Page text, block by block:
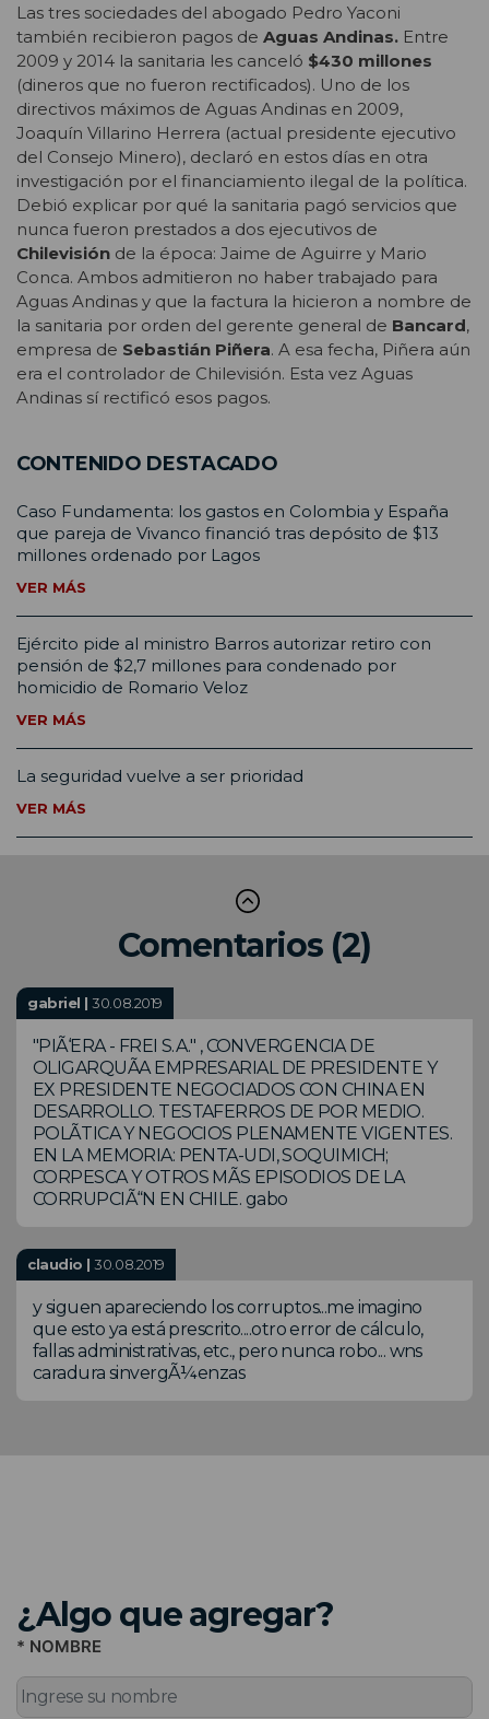
Las tres sociedades del abogado Pedro Yaconi
también recibieron pagos de Aguas Andinas. Entre
2009 y 2014 la sanitaria les canceló $430 millones
(dineros que no fueron rectificados). Uno de los
directivos máximos de Aguas Andinas en 2009,
Joaquín Villarino Herrera (actual presidente ejecutivo
del Consejo Minero), declaró en estos días en otra
investigación por el financiamiento ilegal de la política.
Debió explicar por qué la sanitaria pagó servicios que
nunca fueron prestados a dos ejecutivos de
Chilevisión de la época: Jaime de Aguirre y Mario
Conca. Ambos admitieron no haber trabajado para
Aguas Andinas y que la factura la hicieron a nombre de
la sanitaria por orden del gerente general de Bancard,
empresa de Sebastián Piñera. A esa fecha, Piñera aún
era el controlador de Chilevisión. Esta vez Aguas
Andinas sí rectificó esos pagos.
CONTENIDO DESTACADO
Caso Fundamenta: los gastos en Colombia y España
que pareja de Vivanco financió tras depósito de $13
millones ordenado por Lagos
VER MÁS
Ejército pide al ministro Barros autorizar retiro con
pensión de $2,7 millones para condenado por
homicidio de Romario Veloz
VER MÁS
La seguridad vuelve a ser prioridad
VER MÁS
Comentarios (2)
gabriel |30.08.2019
"PIÃ‘ERA - FREI S.A." , CONVERGENCIA DE
OLIGARQUÃA EMPRESARIAL DE PRESIDENTE Y
EX PRESIDENTE NEGOCIADOS CON CHINA EN
DESARROLLO. TESTAFERROS DE POR MEDIO.
POLÃTICA Y NEGOCIOS PLENAMENTE VIGENTES.
EN LA MEMORIA: PENTA-UDI, SOQUIMICH;
CORPESCA Y OTROS MÃS EPISODIOS DE LA
CORRUPCIÃ“N EN CHILE. gabo
claudio |30.08.2019
y siguen apareciendo los corruptos...me imagino
que esto ya está prescrito....otro error de cálculo,
fallas administrativas, etc., pero nunca robo... wns
caradura sinvergÃ¼enzas
¿Algo que agregar?
* NOMBRE